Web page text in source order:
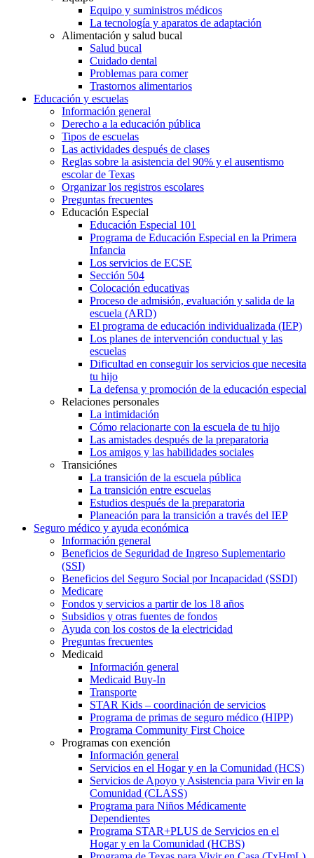
Equipo y suministros médicos
La tecnología y aparatos de adaptación
Alimentación y salud bucal
Salud bucal
Cuidado dental
Problemas para comer
Trastornos alimentarios
Educación y escuelas
Información general
Derecho a la educación pública
Tipos de escuelas
Las actividades después de clases
Reglas sobre la asistencia del 90% y el ausentismo
escolar de Texas
Organizar los registros escolares
Preguntas frecuentes
Educación Especial
Educación Especial 101
Programa de Educación Especial en la Primera
Infancia
Los servicios de ECSE
Sección 504
Colocación educativas
Proceso de admisión, evaluación y salida de la
escuela (ARD)
El programa de educación individualizada (IEP)
Los planes de intervención conductual y las
escuelas
Dificultad en conseguir los servicios que necesita
tu hijo
La defensa y promoción de la educación especial
Relaciones personales
La intimidación
Cómo relacionarte con la escuela de tu hijo
Las amistades después de la preparatoria
Los amigos y las habilidades sociales
Transiciónes
La transición de la escuela pública
La transición entre escuelas
Estudios después de la preparatoria
Planeación para la transición a través del IEP
Seguro médico y ayuda económica
Información general
Beneficios de Seguridad de Ingreso Suplementario
(SSI)
Beneficios del Seguro Social por Incapacidad (SSDI)
Medicare
Fondos y servicios a partir de los 18 años
Subsidios y otras fuentes de fondos
Ayuda con los costos de la electricidad
Preguntas frecuentes
Medicaid
Información general
Medicaid Buy-In
Transporte
STAR Kids – coordinación de servicios
Programa de primas de seguro médico (HIPP)
Programa Community First Choice
Programas con exención
Información general
Servicios en el Hogar y en la Comunidad (HCS)
Servicios de Apoyo y Asistencia para Vivir en la
Comunidad (CLASS)
Programa para Niños Médicamente
Dependientes
Programa STAR+PLUS de Servicios en el
Hogar y en la Comunidad (HCBS)